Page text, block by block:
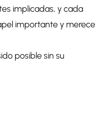
implicadas, y cada
importante y merece
posible sin su